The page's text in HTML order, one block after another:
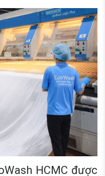
HCMC được